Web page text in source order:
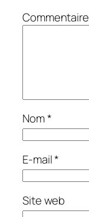
Commentaire
Nom*
E-mail*
Site web